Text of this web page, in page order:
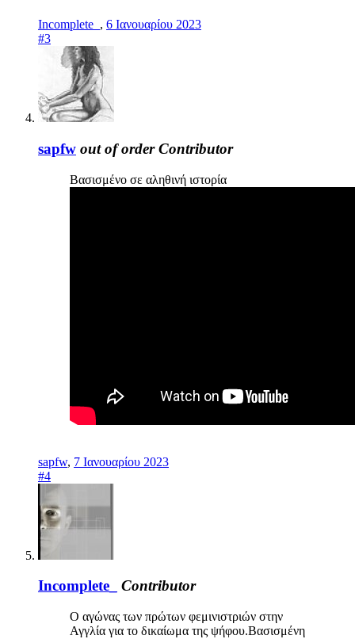
Incomplete_ , 6 Ιανουαρίου 2023
#3
sapfw out of order Contributor
Βασισμένο σε αληθινή ιστορία
sapfw, 7 Ιανουαρίου 2023
#4
Incomplete_ Contributor
O αγώνας των πρώτων φεμινιστριών στην
Αγγλία για το δικαίωμα της ψήφου.Βασισμένη